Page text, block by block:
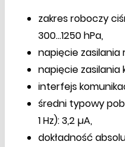
zakres roboczy
300…1250 hPa,
napięcie zasilania
napięcie zasilania
interfejs
średni typowy
1 Hz): 3,2 µA,
dokładność